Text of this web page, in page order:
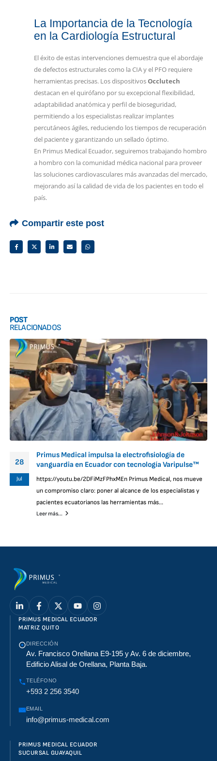
La Importancia de la Tecnología
en la Cardiología Estructural
El éxito de estas intervenciones demuestra que el abordaje
de defectos estructurales como la CIA y el PFO requiere
herramientas precisas. Los dispositivosOcclutech
destacan en el quirófano por su excepcional flexibilidad,
adaptabilidad anatómica y perfil de bioseguridad,
permitiendo a los especialistas realizar implantes
percutáneos ágiles, reduciendo los tiempos de recuperación
del paciente y garantizando un sellado óptimo.
En Primus Medical Ecuador, seguiremos trabajando hombro
a hombro con la comunidad médica nacional para proveer
las soluciones cardiovasculares más avanzadas del mercado,
mejorando así la calidad de vida de los pacientes en todo el
país.
Compartir este post
POST
RELACIONADOS
28
Jul
Primus Medical impulsa la electrofisiología de
vanguardia en Ecuador con tecnología Varipulse™
https://youtu.be/2DFiMzFPhxMEn Primus Medical, nos mueve
un compromiso claro: poner al alcance de los especialistas y
pacientes ecuatorianos las herramientas más...
Leer más...
PRIMUS MEDICAL ECUADOR
MATRIZ QUITO
DIRECCIÓN
Av. Francisco Orellana E9-195 y Av. 6 de diciembre,
Edificio Alisal de Orellana, Planta Baja.
TELÉFONO
+593 2 256 3540
EMAIL
info@primus-medical.com
PRIMUS MEDICAL ECUADOR
SUCURSAL GUAYAQUIL